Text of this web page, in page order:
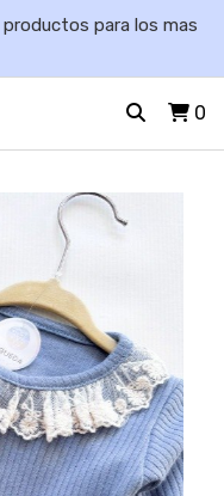
productos para los mas
0